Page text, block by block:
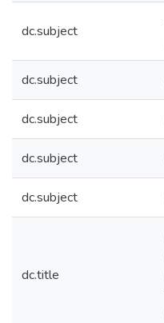
dc.subject
dc.subject
dc.subject
dc.subject
dc.subject
dc.title